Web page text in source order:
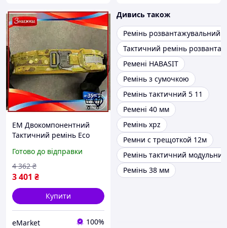
EM Двокомпонентний
Тактичний ремінь Eco
Cobra Buckle
Композитний Пластик для
війс MAR_K
Готово до відправки
3 401 ₴
4 362 ₴
Купити
eMarket 100%
Дивись також
Ремінь розвантажувальний
Тактичний ремінь
Ремені HABASIT
Ремінь з сумочкою
Ремінь тактичний 5 11
Ремені 40 мм
Ремінь xpz
Ремни с трещоткой 12м
Ремінь тактичний модульний
Ремінь 38 мм